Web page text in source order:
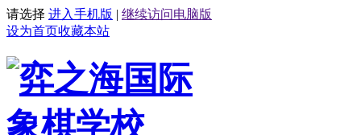
请选择 进入手机版 | 继续访问电脑版
设为首页收藏本站